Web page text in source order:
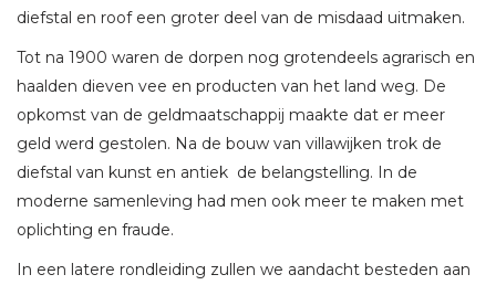
diefstal en roof een groter deel van de misdaad uitmaken.
Tot na 1900 waren de dorpen nog grotendeels agrarisch en
haalden dieven vee en producten van het land weg. De
opkomst van de geldmaatschappij maakte dat er meer
geld werd gestolen. Na de bouw van villawijken trok de
diefstal van kunst en antiek de belangstelling. In de
moderne samenleving had men ook meer te maken met
oplichting en fraude.
In een latere rondleiding zullen we aandacht besteden aan